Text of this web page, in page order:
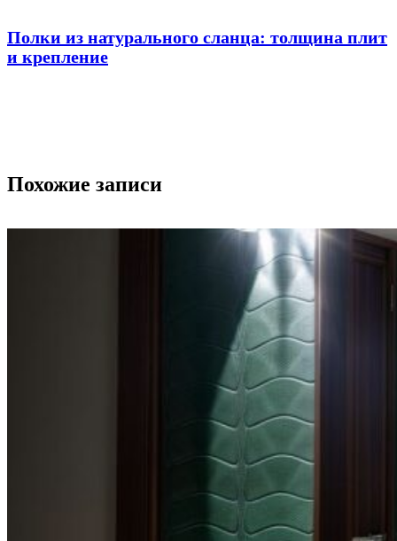
Полки из натурального сланца: толщина плит
и крепление
Похожие записи